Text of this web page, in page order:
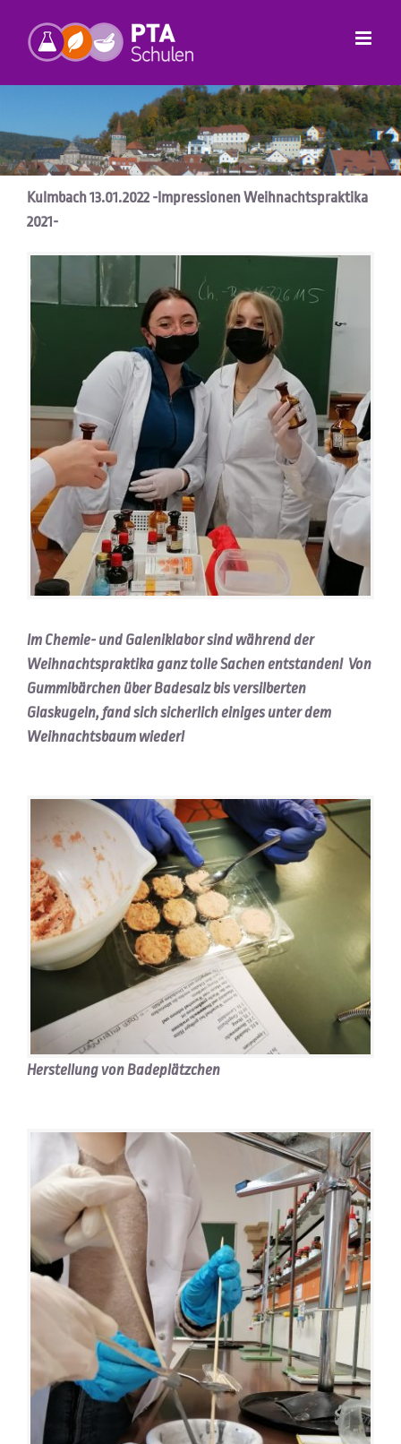
Inhalt
springen
Kulmbach 13.01.2022 -Impressionen Weihnachtspraktika
2021-
Im Chemie- und Galeniklabor sind während der
Weihnachtspraktika ganz tolle Sachen entstanden! Von
Gummibärchen über Badesalz bis versilberten
Glaskugeln, fand sich sicherlich einiges unter dem
Weihnachtsbaum wieder!
Herstellung von Badeplätzchen